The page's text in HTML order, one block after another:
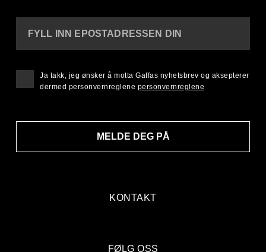
KONTAKT
FYLL INN EPOSTADRESSEN DIN
MELDE DEG PÅ
Ja takk, jeg ønsker å motta Gaffas nyhetsbrev og aksepterer
dermed personvernreglene personvernreglene
FØLG OSS